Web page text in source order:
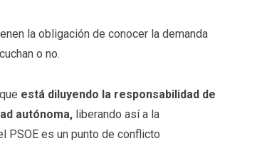
la obligación de conocer la demanda
o no.
está diluyendo la responsabilidad de
autónoma, liberando así a la
PSOE es un punto de conflicto